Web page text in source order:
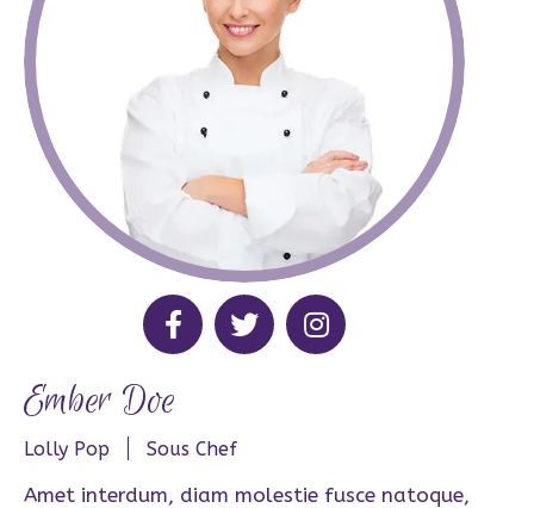
Ember Doe
Lolly Pop Sous Chef
Amet interdum, diam molestie fusce natoque,